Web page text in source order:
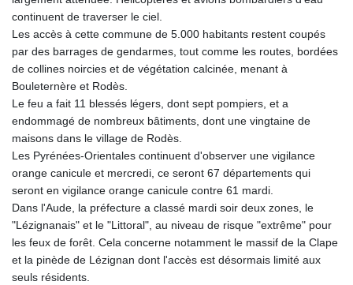
MDL 20.038943
MGA 4917.513571
MKD 61.511407
MNT 4156.088844
MOP 9.311885
MRU 46.324997
MUR 54.084519
MVR 17.857278
MWK 1998.196
MXN 19.811636
MYR 4.721676
MZN 73.861472
NAD 18.721141
continuent de traverser le ciel.
Les accès à cette commune de 5.000 habitants restent coupés
par des barrages de gendarmes, tout comme les routes, bordées
de collines noircies et de végétation calcinée, menant à
Bouleternère et Rodès.
Le feu a fait 11 blessés légers, dont sept pompiers, et a
endommagé de nombreux bâtiments, dont une vingtaine de
maisons dans le village de Rodès.
Les Pyrénées-Orientales continuent d'observer une vigilance
orange canicule et mercredi, ce seront 67 départements qui
seront en vigilance orange canicule contre 61 mardi.
Dans l'Aude, la préfecture a classé mardi soir deux zones, le
"Lézignanais" et le "Littoral", au niveau de risque "extrême" pour
les feux de forêt. Cela concerne notamment le massif de la Clape
et la pinède de Lézignan dont l'accès est désormais limité aux
seuls résidents.